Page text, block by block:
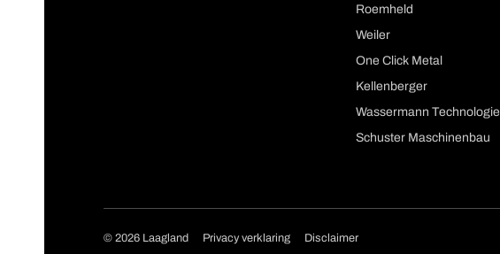
Roemheld
Weiler
One Click Metal
Kellenberger
Wassermann Technologie
Schuster Maschinenbau
Copyright navigation
© 2026 Laagland Privacy verklaring Disclaimer